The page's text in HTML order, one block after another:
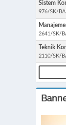
Sistem
976/SK/
2641/SK/
Teknik
2110/SK/